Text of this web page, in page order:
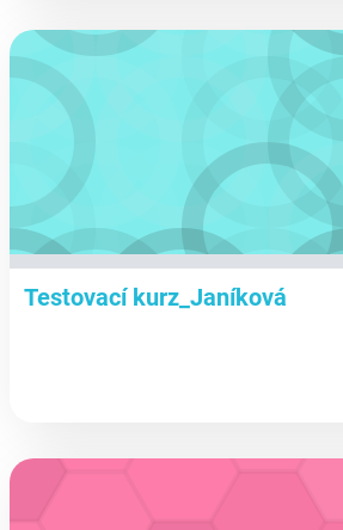
aa
Testovací kurz_Janíková
aa